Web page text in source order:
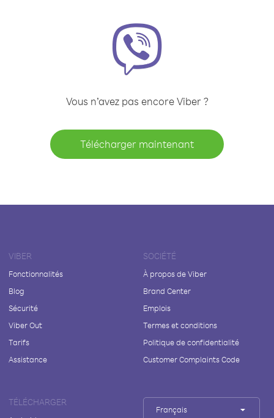
Vous n’avez pas encore Viber ?
Télécharger maintenant
VIBER
Fonctionnalités
Blog
Sécurité
Viber Out
Tarifs
Assistance
SOCIÉTÉ
À propos de Viber
Brand Center
Emplois
Termes et conditions
Politique de confidentialité
Customer Complaints Code
TÉLÉCHARGER
Français